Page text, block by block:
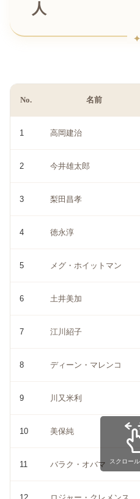
人
No. 名前
1 高岡建治
2 今井雄太郎
3 梨田昌孝
4 徳永淳
5 メグ・ホイットマン
6 土井美加
7 江川紹子
8 ディーン・マレンコ
9 川又米利
10 美保純
11 バラク・オバマ スクロー